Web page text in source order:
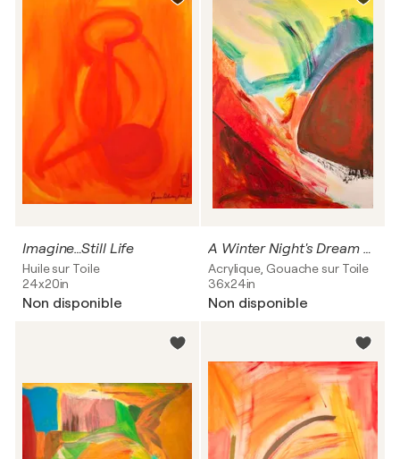
Imagine…Still Life
Huile sur Toile
24x20in
Non disponible
A Winter Night's Dream Of A Summer Vacation
Acrylique, Gouache sur Toile
36x24in
Non disponible